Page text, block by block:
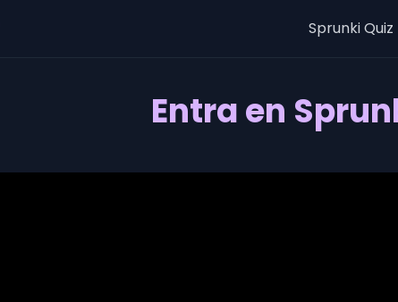
Sprunki Quiz
Entra en